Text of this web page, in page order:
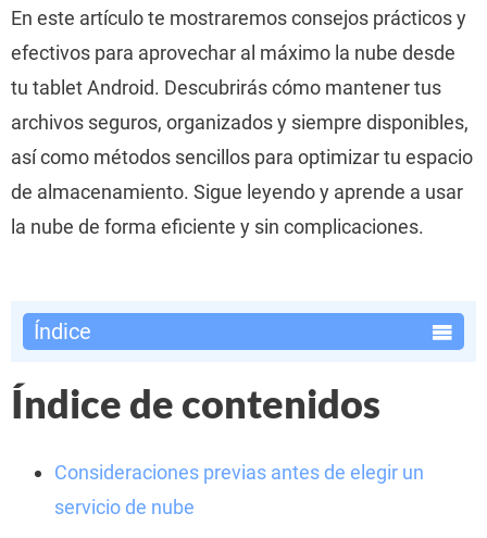
En este artículo te mostraremos consejos prácticos y
efectivos para aprovechar al máximo la nube desde
tu tablet Android. Descubrirás cómo mantener tus
archivos seguros, organizados y siempre disponibles,
así como métodos sencillos para optimizar tu espacio
de almacenamiento. Sigue leyendo y aprende a usar
la nube de forma eficiente y sin complicaciones.
Índice
Índice de contenidos
Consideraciones previas antes de elegir un
servicio de nube